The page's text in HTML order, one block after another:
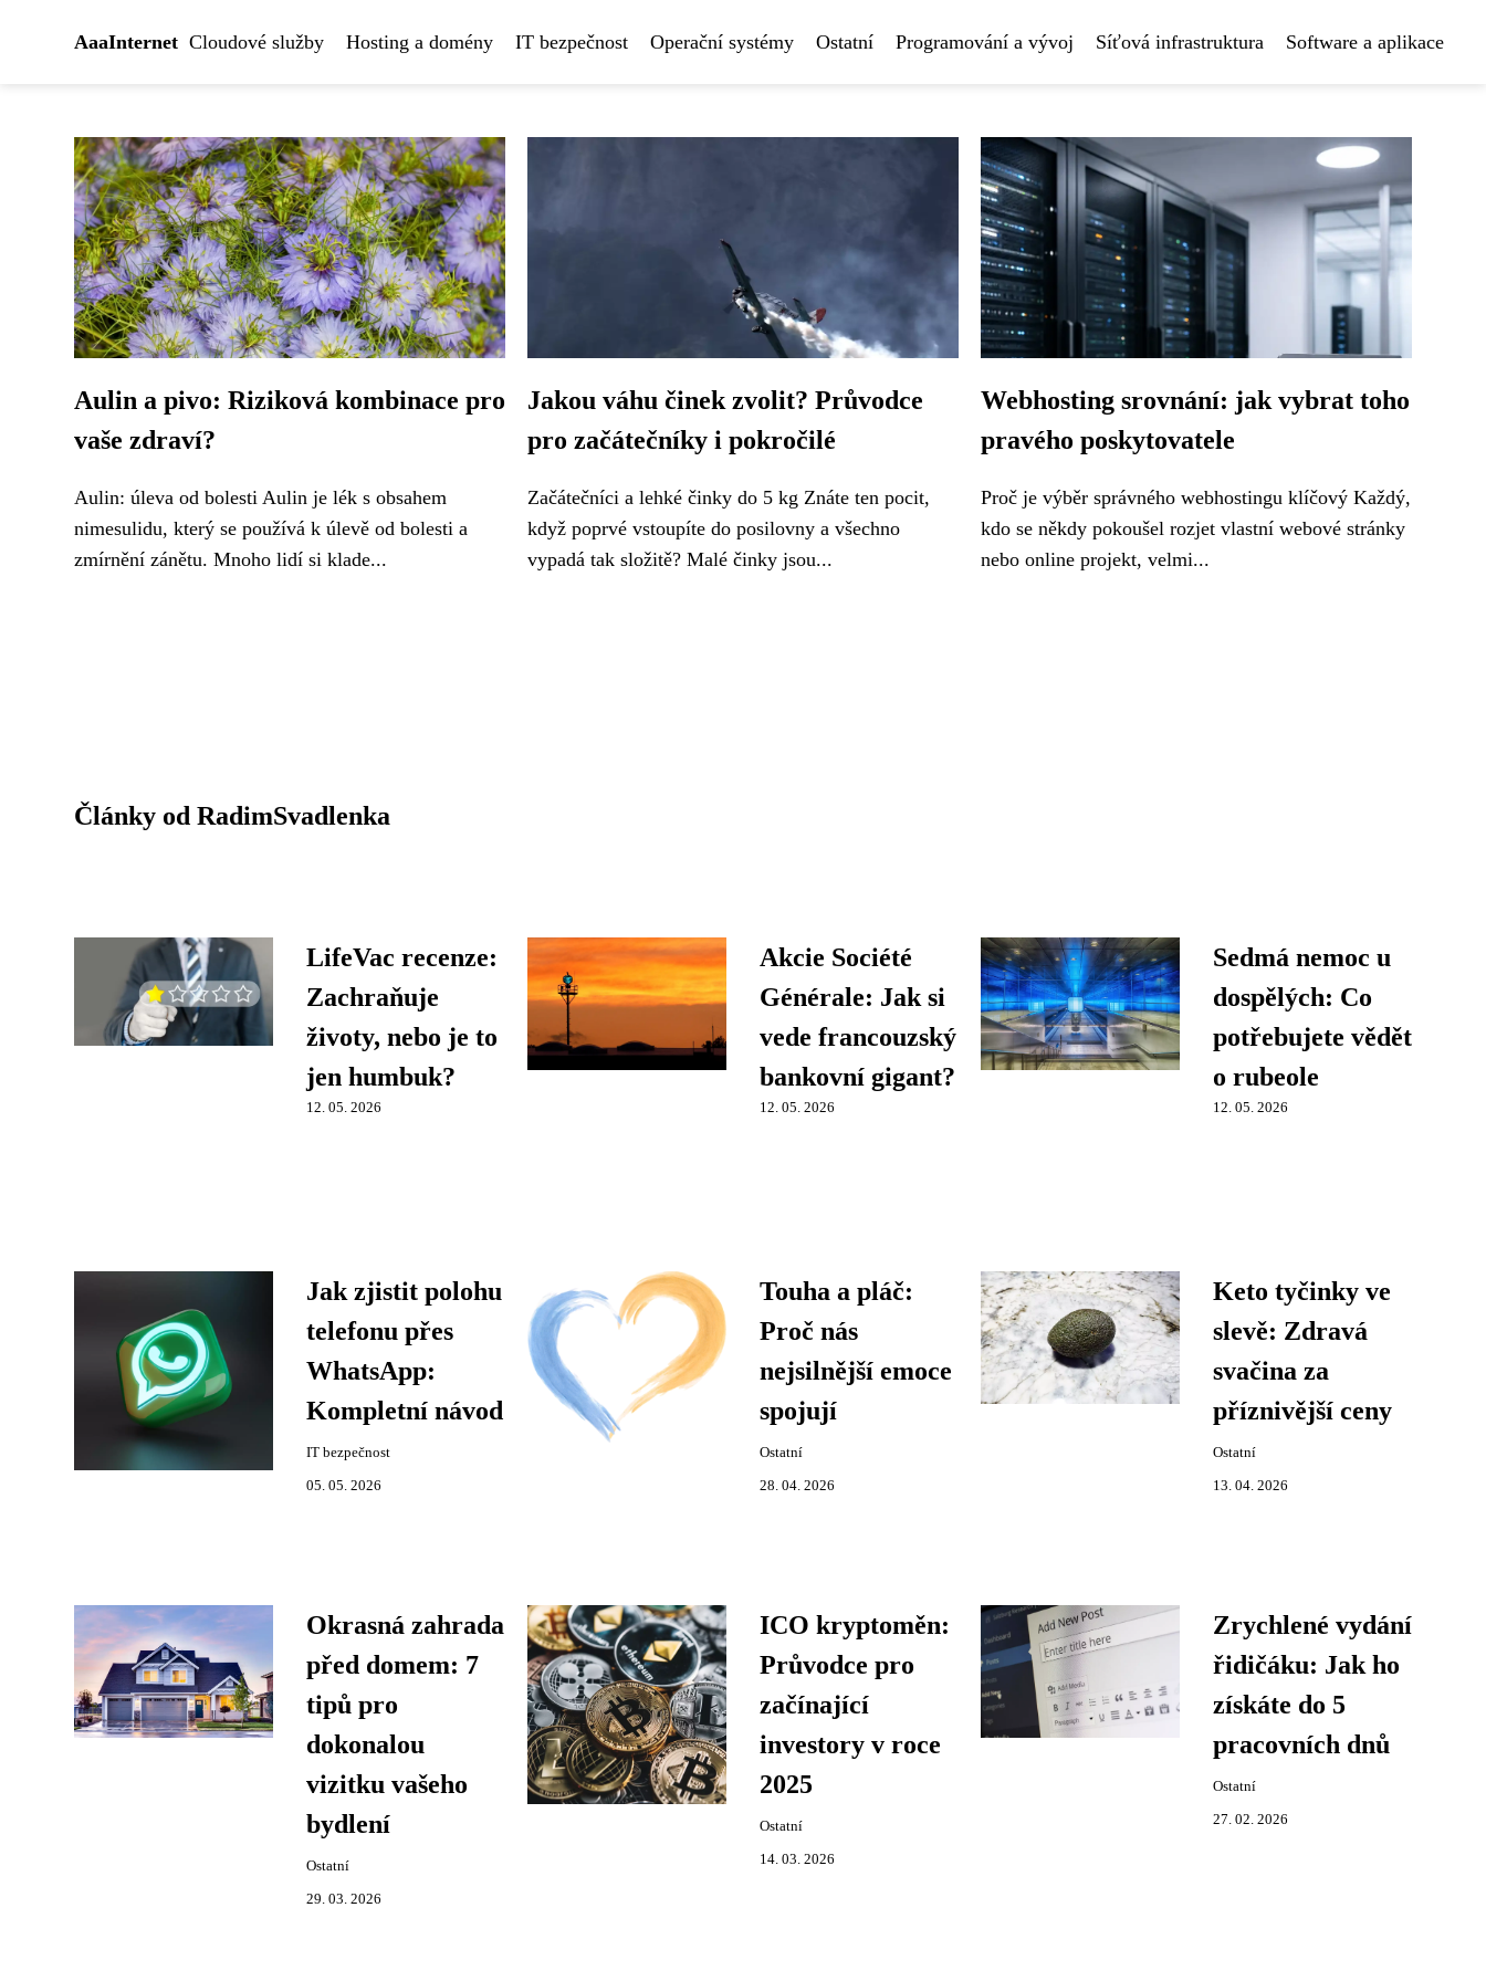
AaaInternet Cloudové služby Hosting a domény IT bezpečnost Operační systémy Ostatní Programování a vývoj Síťová infrastruktura Software a aplikace
Aulin a pivo: Riziková kombinace pro
vaše zdraví?
Aulin: úleva od bolesti Aulin je lék s obsahem
nimesulidu, který se používá k úlevě od bolesti a
zmírnění zánětu. Mnoho lidí si klade...
Jakou váhu činek zvolit? Průvodce
pro začátečníky i pokročilé
Začátečníci a lehké činky do 5 kg Znáte ten pocit,
když poprvé vstoupíte do posilovny a všechno
vypadá tak složitě? Malé činky jsou...
Webhosting srovnání: jak vybrat toho
pravého poskytovatele
Proč je výběr správného webhostingu klíčový Každý,
kdo se někdy pokoušel rozjet vlastní webové stránky
nebo online projekt, velmi...
Články od RadimSvadlenka
LifeVac recenze:
Zachraňuje
životy, nebo je to
jen humbuk?
12. 05. 2026
Akcie Société
Générale: Jak si
vede francouzský
bankovní gigant?
12. 05. 2026
Sedmá nemoc u
dospělých: Co
potřebujete vědět
o rubeole
12. 05. 2026
Jak zjistit polohu
telefonu přes
WhatsApp:
Kompletní návod
IT bezpečnost
05. 05. 2026
Touha a pláč:
Proč nás
nejsilnější emoce
spojují
Ostatní
28. 04. 2026
Keto tyčinky ve
slevě: Zdravá
svačina za
příznivější ceny
Ostatní
13. 04. 2026
Okrasná zahrada
před domem: 7
tipů pro
dokonalou
vizitku vašeho
bydlení
Ostatní
29. 03. 2026
ICO kryptoměn:
Průvodce pro
začínající
investory v roce
2025
Ostatní
14. 03. 2026
Zrychlené vydání
řidičáku: Jak ho
získáte do 5
pracovních dnů
Ostatní
27. 02. 2026